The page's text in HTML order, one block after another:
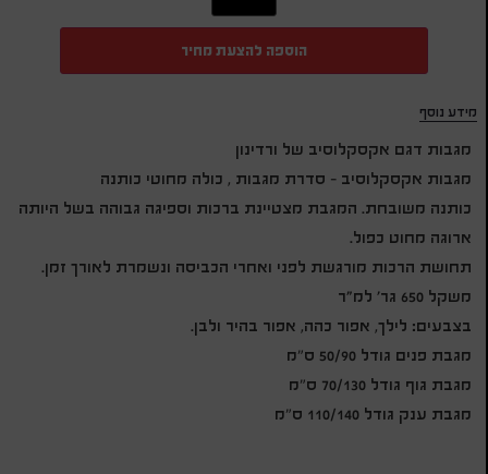
הוספה להצעת מחיר
מידע נוסף
מגבות דגם אקסקלוסיב של ורדינון
מגבות אקסקלוסיב – סדרת מגבות , כולה מחוטי כותנה
כותנה משובחת. המגבת מצטיינת ברכות וספיגה גבוהה בשל היותה
ארוגה מחוט כפול.
תחושת הרכות מורגשת לפני ואחרי הכביסה ונשמרת לאורך זמן.
משקל 650 גר׳ למ״ר
בצבעים: לילך, אפור כהה, אפור בהיר ולבן.
מגבת פנים גודל 50/90 ס"מ
מגבת גוף גודל 70/130 ס"מ
מגבת ענק גודל 110/140 ס"מ